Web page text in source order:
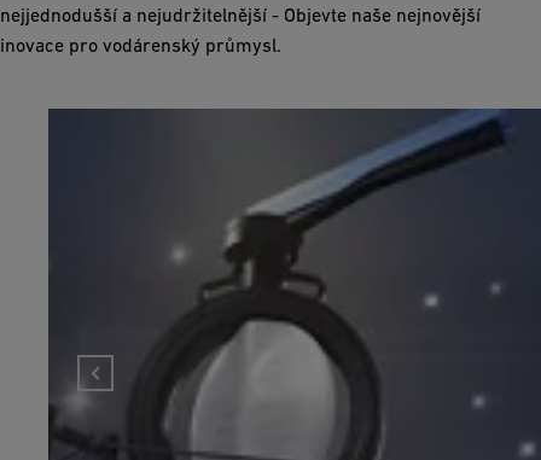
nejjednodušší a nejudržitelnější - Objevte naše nejnovější
inovace pro vodárenský průmysl.